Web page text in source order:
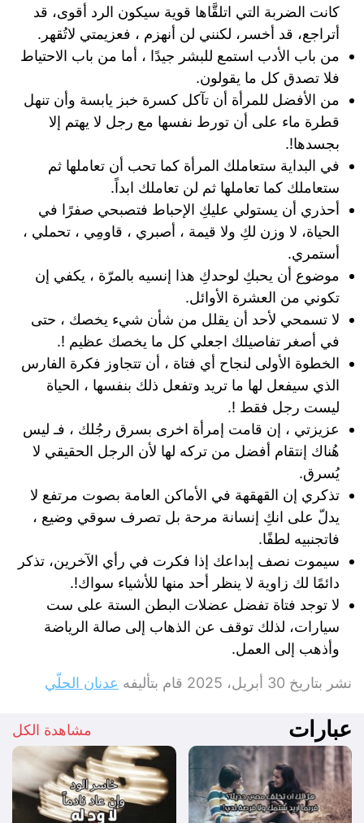
كانت الضربة التي اتلقَّاها قوية سيكون الرد أقوى، قد
أتراجع، قد أخسر، لكنني لن أنهزم ، فعزيمتي لاتُقهر.
من باب الأدب استمع للبشر جيدًا ، أما من باب الاحتياط
فلا تصدق كل ما يقولون.
من الأفضل للمرأة أن تآكل كسرة خبز يابسة وأن تنهل
قطرة ماء على أن تورط نفسها مع رجل لا يهتم إلا
بجسدها!.
في البداية ستعاملك المرأة كما تحب أن تعاملها ثم
ستعاملك كما تعاملها ثم لن تعاملك ابداً.
أحذري أن يستولي عليكِ الإحباط فتصبحي صفرًا في
الحياة، لا وزن لكِ ولا قيمة ، أصبري ، قاومِي ، تحملي ،
أستمري.
موضوع أن يحبكِ لوحدكِ هذا إنسيه بالمرّة ، يكفي إن
تكوني من العشرة الأوائل.
لا تسمحي لأحد أن يقلل من شأن شيء يخصك ، حتى
في أصغر تفاصيلك اجعلي كل ما يخصك عظيم !.
الخطوة الأولى لنجاح أي فتاة ، أن تتجاوز فكرة الفارس
الذي سيفعل لها ما تريد وتفعل ذلك بنفسها ، الحياة
ليست رجل فقط !.
عزيزتي ، إن قامت إمرأة اخرى بسرق رجُلك ، فـ ليس
هُناك إنتقام أفضل من تركه لها لأن الرجل الحقيقي لا
يُسرق.
تذكري إن القهقهة في الأماكن العامة بصوت مرتفع لا
يدلّ على انكِ إنسانة مرحة بل تصرف سوقي وضيع ،
فاتجنبيه لطفًا.
سيموت نصف إبداعك إذا فكرت في رأي الآخرين، تذكر
دائمًا لك زاوية لا ينظر أحد منها للأشياء سواك!.
لا توجد فتاة تفضل عضلات البطن الستة على ست
سيارات، لذلك توقف عن الذهاب إلى صالة الرياضة
وأذهب إلى العمل.
نشر بتاريخ 30 أبريل، 2025 قام بتأليفه عدنان الحلّي
عبارات مشاهدة الكل